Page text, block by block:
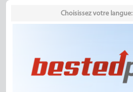
Choisissez votre langue: